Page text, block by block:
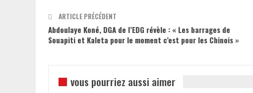
ARTICLE PRÉCÉDENT
Abdoulaye Koné, DGA de l’EDG révèle : « Les barrages de
Souapiti et Kaleta pour le moment c’est pour les Chinois »
vous pourriez aussi aimer